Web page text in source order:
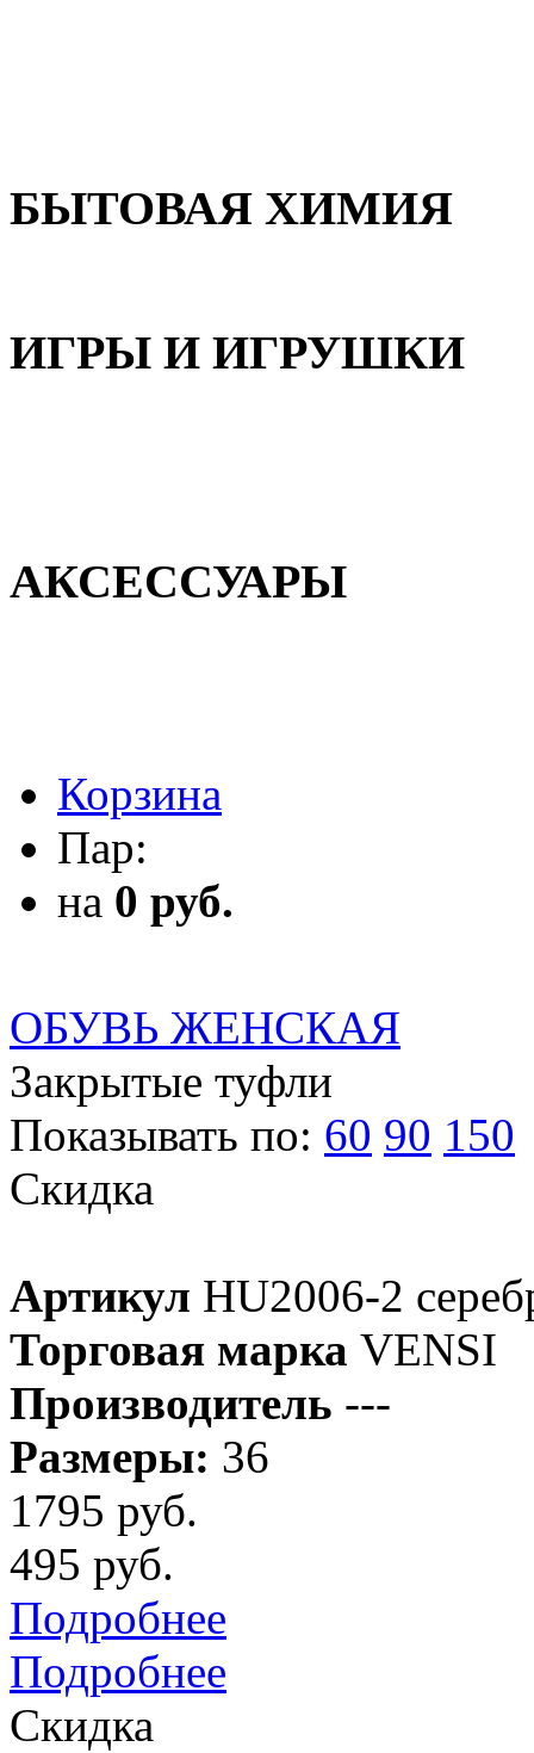
БЫТОВАЯ ХИМИЯ
ИГРЫ И ИГРУШКИ
АКСЕССУАРЫ
Корзина
Пар:
на 0 руб.
ОБУВЬ ЖЕНСКАЯ
Закрытые туфли
Показывать по: 60 90 150
Скидка
Артикул HU2006-2
Торговая марка VENSI
Производитель ---
Размеры: 36
1795 руб.
495 руб.
Подробнее
Подробнее
Скидка